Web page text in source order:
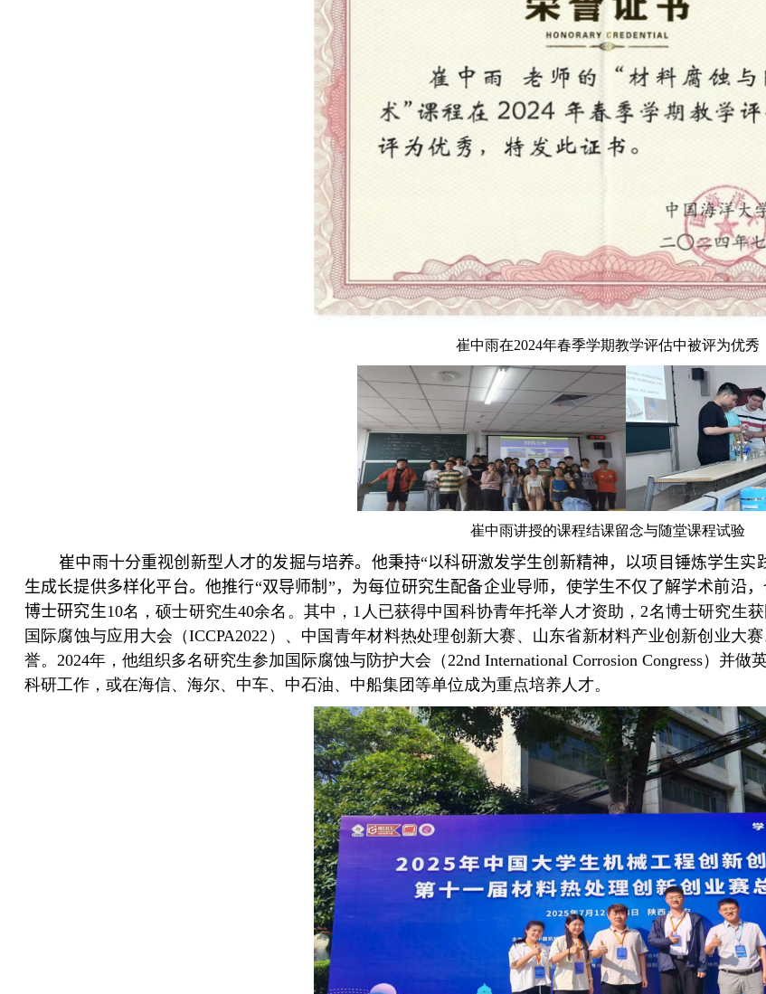
崔中雨在2024年春季学期教学评估中被评为优秀
崔中雨讲授的课程结课留念与随堂课程试验
崔中雨十分重视创新型人才的发掘与培养。他秉持“以科研激发学生创新精神，以项目锤炼学生
生成长提供多样化平台。他推行“双导师制”，为每位研究生配备企业导师，使学生不仅了解学术前沿
博士研究生10名，硕士研究生40余名。其中， 1 人已获得中国科协青年托举人才资助，2名博士研究生获
国际腐蚀与应用大会（ICCPA2022 ）、中国青年材料热处理创新大赛、山东省新材料产业创新创业大
誉。 2024年，他组织多名研究生参加国际腐蚀与防护大会（22nd International Corrosion Congress）并做
科研工作，或在海信、海尔、中车、中石油、中船集团等单位成为重点培养人才。